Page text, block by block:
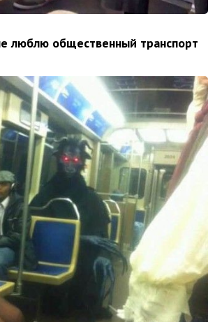
люблю общественный транспорт